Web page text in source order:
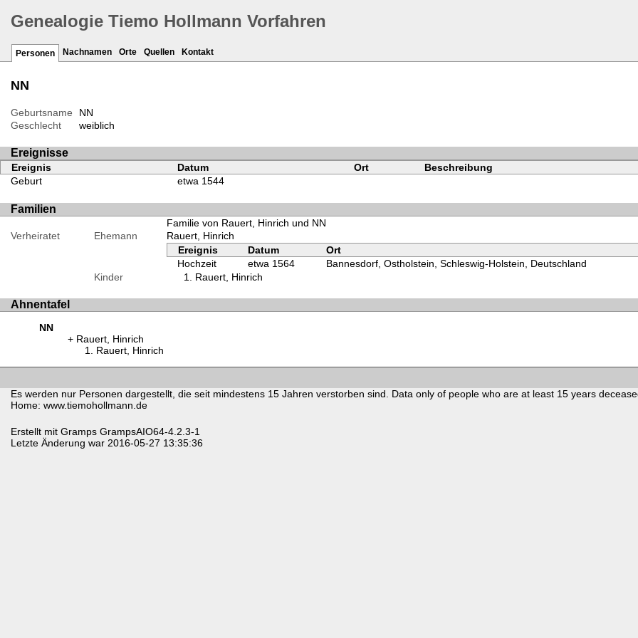
Genealogie Tiemo Hollmann Vorfahren
Personen Nachnamen Orte Quellen Kontakt
NN
Geburtsname
NN
Geschlecht
weiblich
Ereignisse
Ereignis Datum Ort
Beschreibung
Geburt
etwa 1544
Familien
Familie von Rauert, Hinrich und NN
Verheiratet
Ehemann
Rauert, Hinrich
Ereignis
Datum
Ort
Hochzeit
etwa 1564
Bannesdorf, Ostholstein, Schleswig-Holstein, Deutschland
Kinder
Rauert, Hinrich
Ahnentafel
NN
Rauert, Hinrich
Rauert, Hinrich
Es werden nur Personen dargestellt, die seit mindestens 15 Jahren verstorben sind. Data only of people who are at least 15 years
Home: www.tiemohollmann.de
Erstellt mit Gramps GrampsAIO64-4.2.3-1
Letzte Änderung war 2016-05-27 13:35:36